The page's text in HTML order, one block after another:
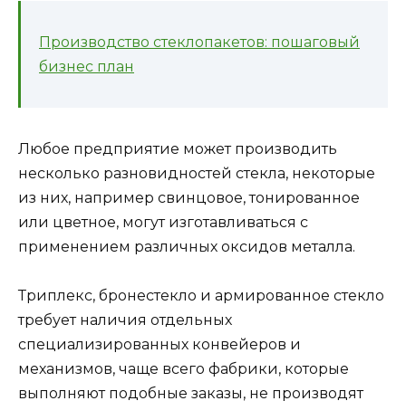
Производство стеклопакетов: пошаговый
бизнес план
Любое предприятие может производить
несколько разновидностей стекла, некоторые
из них, например свинцовое, тонированное
или цветное, могут изготавливаться с
применением различных оксидов металла.
Триплекс, бронестекло и армированное стекло
требует наличия отдельных
специализированных конвейеров и
механизмов, чаще всего фабрики, которые
выполняют подобные заказы, не производят